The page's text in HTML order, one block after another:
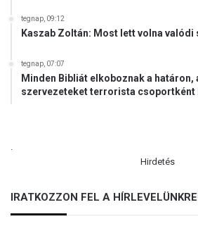
tegnap, 09:12
Kaszab Zoltán: Most lett volna
tegnap, 07:07
Minden Bibliát elkoboznak a határon,
szervezeteket terrorista csoportként
.
Hirdetés
IRATKOZZON FEL A